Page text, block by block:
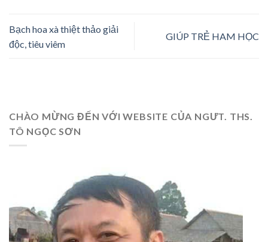
Bạch hoa xà thiệt thảo giải
độc, tiêu viêm
GIÚP TRẺ HAM HỌC
CHÀO MỪNG ĐẾN VỚI WEBSITE CỦA NGƯT. THS.
TÔ NGỌC SƠN